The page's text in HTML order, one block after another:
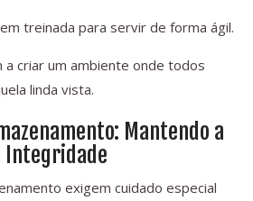
treinada para servir de forma ágil.
a criar um ambiente onde todos
linda vista.
Mantendo a
Integridade
exigem cuidado especial